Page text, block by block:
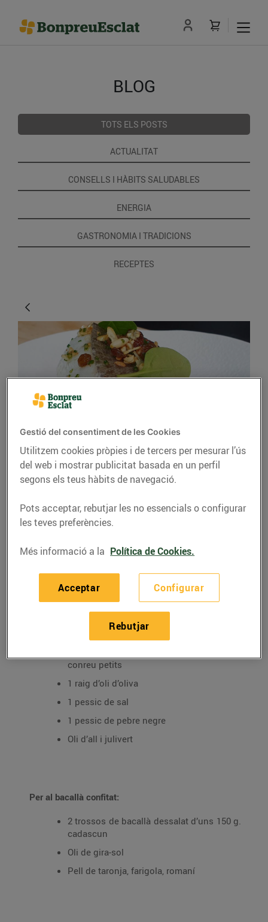
BLOG
TOTS ELS POSTS
ACTUALITAT
CONSELLS I HÀBITS SALUDABLES
ENERGIA
GASTRONOMIA I TRADICIONS
RECEPTES
Bacallà confitat amb
trinxat d’espinacs i
bolets, panses i pinyons
09/d’abril/2020
Per al trinxat
2 patates senceres de la varietat monalisa
250 g. d’espinacs frescos
conreu petits
1 raig d’oli d’oliva
1 pessic de sal
1 pessic de pebre negre
Oli d’all i julivert
Per al bacallà confitat:
2 trossos de bacallà dessalat d’uns 150 g.
cadascun
Oli de gira-sol
Pell de taronja, farigola, romaní
Gestió del consentiment de les Cookies
Utilitzem cookies pròpies i de tercers per mesurar l’ús
del web i mostrar publicitat basada en un perfil
segons els teus hàbits de navegació.
Pots acceptar, rebutjar les no essencials o configurar
les teves preferències.
Més informació a la Política de Cookies.
Configurar
Rebutjar
Acceptar